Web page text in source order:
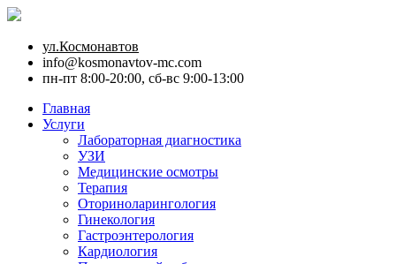
ул.Космонавтов
info@kosmonavtov-mc.com
пн-пт 8:00-20:00, сб-вс 9:00-13:00
Главная
Услуги
Лабораторная диагностика
УЗИ
Медицинские осмотры
Терапия
Оториноларингология
Гинекология
Гастроэнтерология
Кардиология